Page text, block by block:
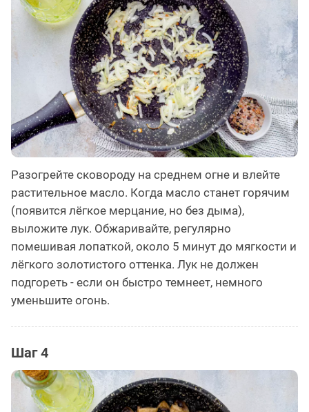
Разогрейте сковороду на среднем огне и влейте
растительное масло. Когда масло станет горячим
(появится лёгкое мерцание, но без дыма),
выложите лук. Обжаривайте, регулярно
помешивая лопаткой, около 5 минут до мягкости и
лёгкого золотистого оттенка. Лук не должен
подгореть - если он быстро темнеет, немного
уменьшите огонь.
Шаг 4